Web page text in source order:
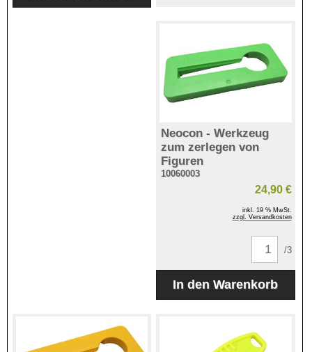
Neocon - Werkzeug
zum zerlegen von
Figuren
10060003
24,90 €
inkl. 19 % MwSt.
zzgl. Versandkosten
/3